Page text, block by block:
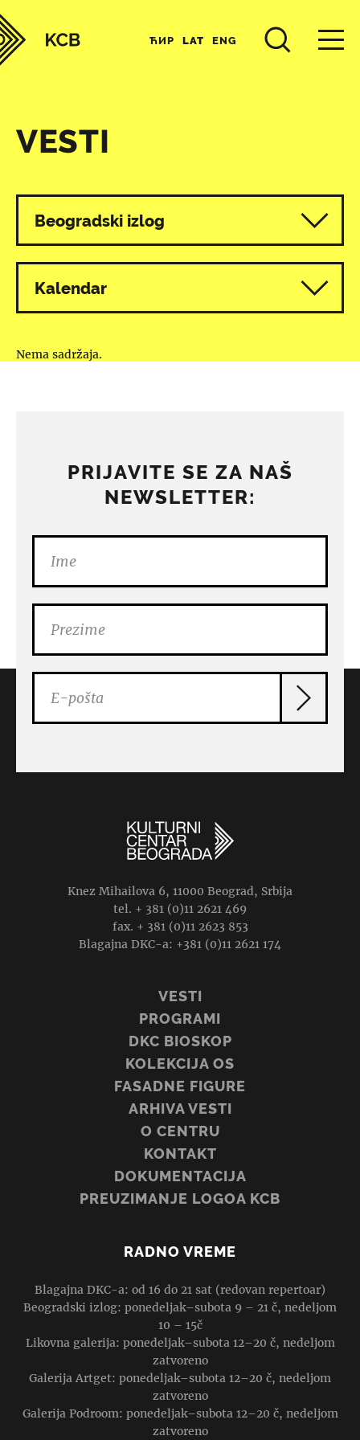
ЋИР LAT ENG
VESTI
Svi programi
Beogradski izlog
Kalendar
Nema sadržaja.
PRIJAVITE SE ZA NAŠ
NEWSLETTER:
Knez Mihailova 6, 11000 Beograd, Srbija
tel. + 381 (0)11 2621 469
fax. + 381 (0)11 2623 853
Blagajna DKC-a: +381 (0)11 2621 174
VESTI
PROGRAMI
DKC BIOSKOP
KOLEKCIJA OS
FASADNE FIGURE
ARHIVA VESTI
O CENTRU
KONTAKT
DOKUMENTACIJA
PREUZIMANJE LOGOA KCB
RADNO VREME
Blagajna DKC-a: od 16 do 21 sat (redovan repertoar)
Beogradski izlog: ponedeljak–subota 9 – 21 č, nedeljom
10 – 15č
Likovna galerija: ponedeljak–subota 12–20 č, nedeljom
zatvoreno
Galerija Artget: ponedeljak–subota 12–20 č, nedeljom
zatvoreno
Galerija Podroom: ponedeljak–subota 12–20 č, nedeljom
zatvoreno